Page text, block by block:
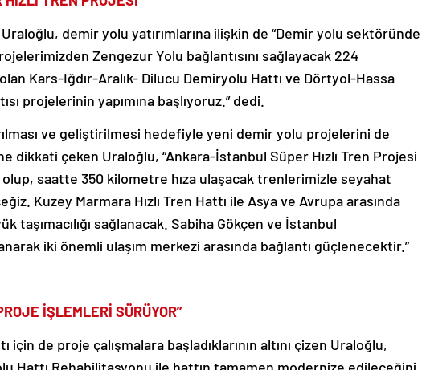
Uraloğlu, demir yolu yatırımlarına ilişkin de “Demir yolu sektöründe
Zengezur Yolu bağlantısını sağlayacak 224
Kars-Iğdır-Aralık- Dilucu Demiryolu Hattı ve Dörtyol-Hassa
projelerinin yapımına başlıyoruz.” dedi.
ve geliştirilmesi hedefiyle yeni demir yolu projelerini de
dikkati çeken Uraloğlu, “Ankara-İstanbul Süper Hızlı Tren Projesi
saatte 350 kilometre hıza ulaşacak trenlerimizle seyahat
Kuzey Marmara Hızlı Tren Hattı ile Asya ve Avrupa arasında
taşımacılığı sağlanacak. Sabiha Gökçen ve İstanbul
iki önemli ulaşım merkezi arasında bağlantı güçlenecektir.”
İŞLEMLERİ SÜRÜYOR”
için de proje çalışmalara başladıklarının altını çizen Uraloğlu,